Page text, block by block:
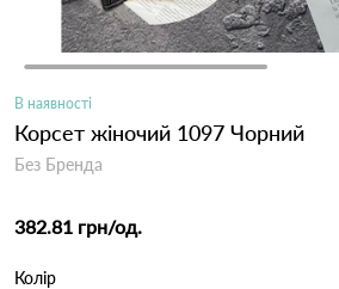
В наявності
Корсет жіночий 1097 Чорний
Без Бренда
382.81 грн/од.
Колір